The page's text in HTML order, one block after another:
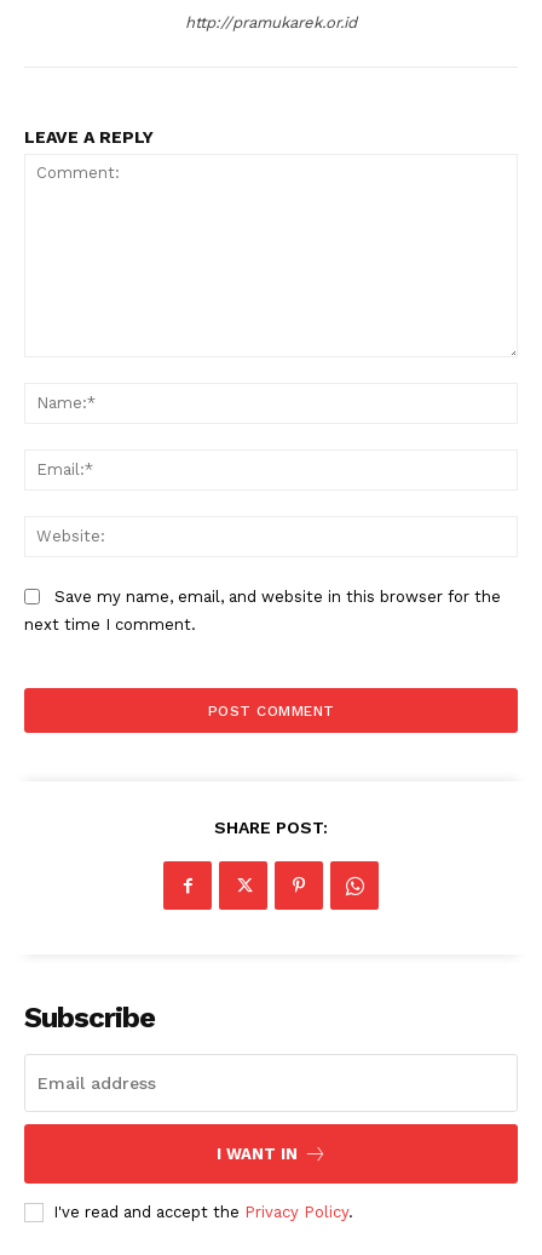
http://pramukarek.or.id
LEAVE A REPLY
Save my name, email, and website in this browser for the
next time I comment.
SHARE POST:
Subscribe
I WANT IN
I've read and accept the Privacy Policy.